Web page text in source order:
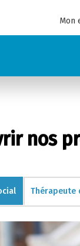
Mon
nos
Thérapeute